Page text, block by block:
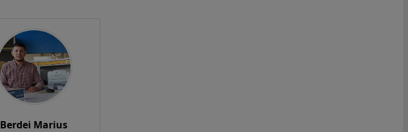
Berdei Marius